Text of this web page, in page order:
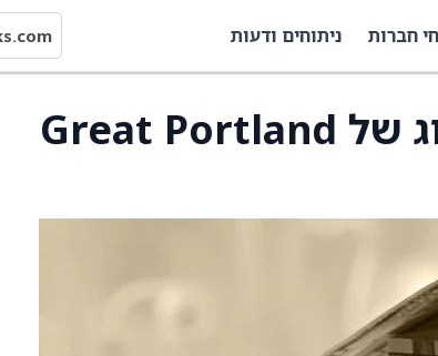
חברות ניתוחים ודעות
גולדמן זאקס הורידה את הדירוג של Great Portland